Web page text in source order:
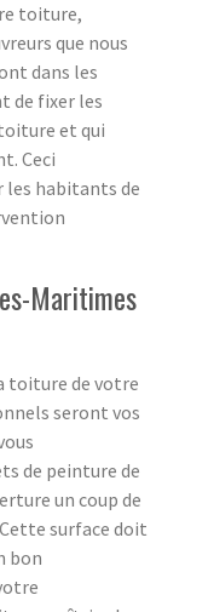
toiture,
que nous
dans les
de fixer les
et qui
Ceci
les habitants de
Maritimes
toiture de votre
seront vos
de peinture de
un coup de
surface doit
bon